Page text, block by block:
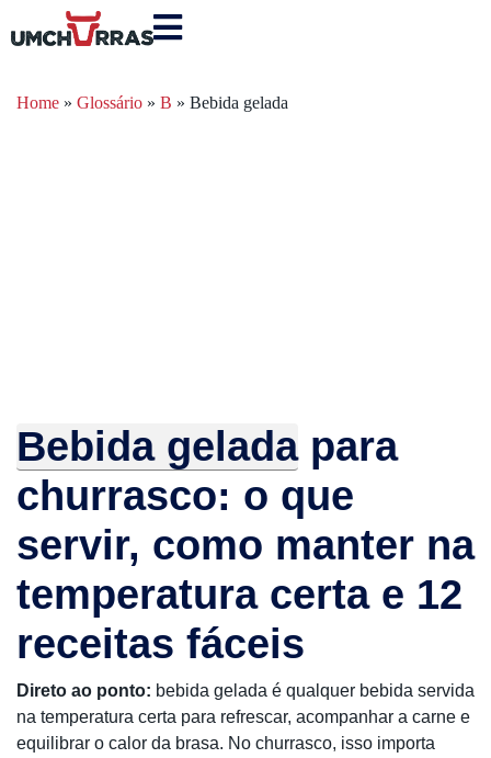
Home » Glossário » B » Bebida gelada
Bebida geladapara
churrasco: o que
servir, como manter na
temperatura certa e 12
receitas fáceis
Direto ao ponto: bebida gelada é qualquer bebida servida
na temperatura certa para refrescar, acompanhar a carne e
equilibrar o calor da brasa. No churrasco, isso importa